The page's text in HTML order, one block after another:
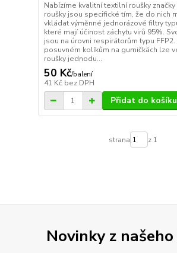
Nabízíme kvalitní textilní roušky značky
roušky jsou specifické tím, že do nich
vkládat výměnné jednorázové filtry
které mají účinost záchytu virů 95%.
jsou na úrovni respirátorům typu FFP2.
posuvném kolíkům na gumičkách lze
roušky jednodu...
50 Kč/balení
41 Kč bez DPH
Přidat do košíku
strana z 1
Novinky z